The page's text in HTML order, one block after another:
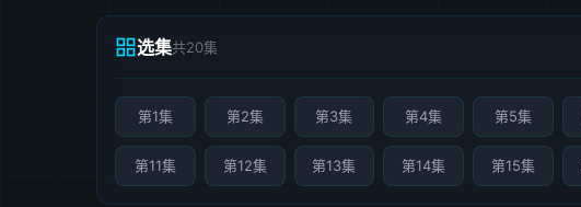
选集共20集
第1集 第2集 第3集 第4集 第5集
第11集 第12集 第13集 第14集 第15集